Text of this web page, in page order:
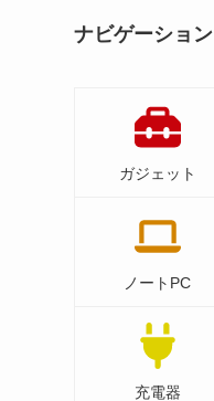
ナビゲーション
ガジェット
ノートPC
充電器